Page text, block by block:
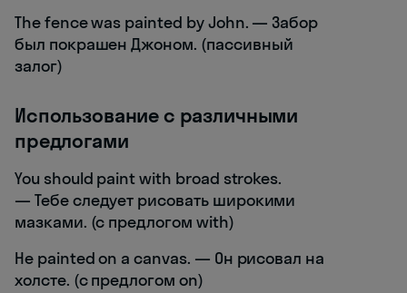
The fence was painted by John. — Забор
был покрашен Джоном. (пассивный
залог)
Использование с различными
предлогами
You should paint with broad strokes.
— Тебе следует рисовать широкими
мазками. (с предлогом with)
He painted on a canvas. — Он рисовал на
холсте. (с предлогом on)